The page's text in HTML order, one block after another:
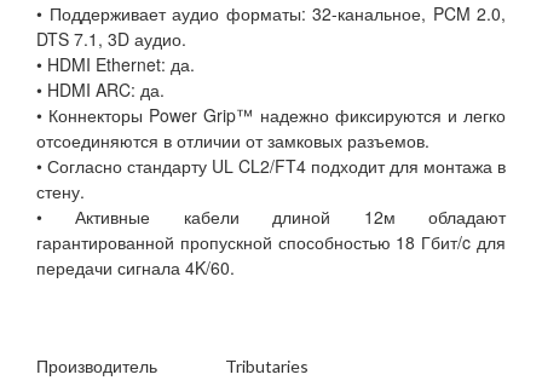
• Поддерживает аудио форматы: 32-канальное, PCM 2.0,
DTS 7.1, 3D аудио.
• HDMI Ethernet: да.
• HDMI ARC: да.
• Коннекторы Power Grip™ надежно фиксируются и легко
отсоединяются в отличии от замковых разъемов.
• Согласно стандарту UL CL2/FT4 подходит для монтажа в
стену.
• Активные кабели длиной 12м обладают
гарантированной пропускной способностью 18 Гбит/c для
передачи сигнала 4K/60.
Производитель Tributaries